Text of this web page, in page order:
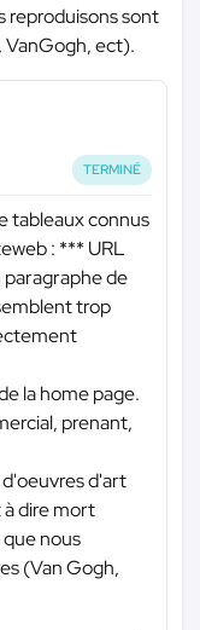
reproduisons sont
VanGogh, ect).
TERMINÉ
tableaux connus
: *** URL
de
trop
la home page.
prenant,
d'art
dire mort
nous
(Van Gogh,